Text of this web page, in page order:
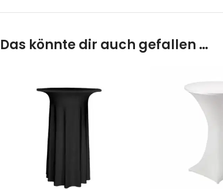
Das könnte dir auch gefallen …